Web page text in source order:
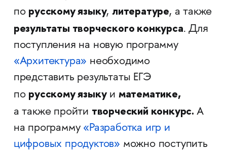
по русскому языку, литературе, а также
результаты творческого конкурса. Для
поступления на новую программу
«Архитектура» необходимо
представить результаты ЕГЭ
по русскому языкуи математике,
а также пройти творческий конкурс. А
на программу «Разработка игр и
цифровых продуктов» можно поступить